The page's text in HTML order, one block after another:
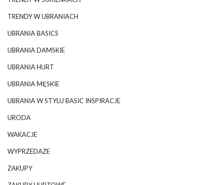
TRENDY W UBRANIACH
UBRANIA BASICS
UBRANIA DAMSKIE
UBRANIA HURT
UBRANIA MĘSKIE
UBRANIA W STYLU BASIC INSPIRACJE
URODA
WAKACJE
WYPRZEDAŻE
ZAKUPY